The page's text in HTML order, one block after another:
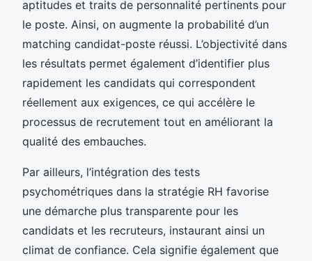
aptitudes et traits de personnalité pertinents pour
le poste. Ainsi, on augmente la probabilité d’un
matching candidat-poste réussi. L’objectivité dans
les résultats permet également d’identifier plus
rapidement les candidats qui correspondent
réellement aux exigences, ce qui accélère le
processus de recrutement tout en améliorant la
qualité des embauches.
Par ailleurs, l’intégration des tests
psychométriques dans la stratégie RH favorise
une démarche plus transparente pour les
candidats et les recruteurs, instaurant ainsi un
climat de confiance. Cela signifie également que